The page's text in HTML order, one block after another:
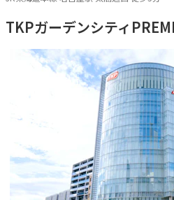
TKPガーデンシティ